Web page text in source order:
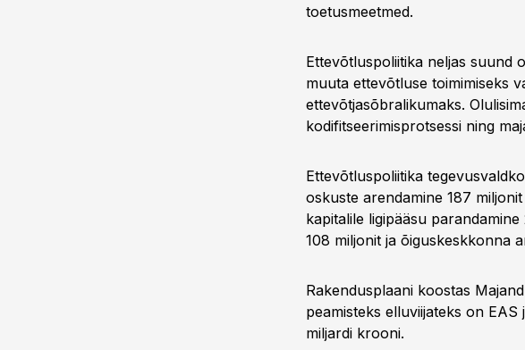
toetusmeetmed.
Ettevõtluspoliitika neljas suund
muuta ettevõtluse toimimiseks
ettevõtjasõbralikumaks.
kodifitseerimisprotsessi ning
Ettevõtluspoliitika
oskuste arendamine 187
kapitalile ligipääsu
108 miljonit ja õiguskeskkonna
Rakendusplaani koostas
peamisteks elluviijateks on
miljardi krooni.